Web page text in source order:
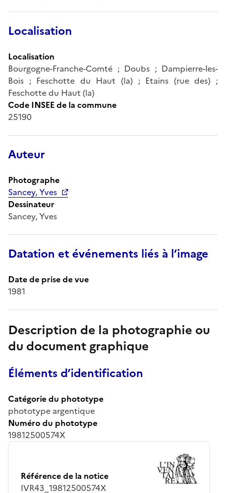
Localisation
Localisation
Bourgogne-Franche-Comté ; Doubs ; Dampierre-les-
Bois ; Feschotte du Haut (la) ; Etains (rue des) ;
Feschotte du Haut (la)
Code INSEE de la commune
25190
Auteur
Photographe
Sancey, Yves
Dessinateur
Sancey, Yves
Datation et événements liés à l’image
Date de prise de vue
1981
Description de la photographie ou
du document graphique
Éléments d’identification
Catégorie du phototype
phototype argentique
Numéro du phototype
19812500574X
Référence de la notice
IVR43_19812500574X